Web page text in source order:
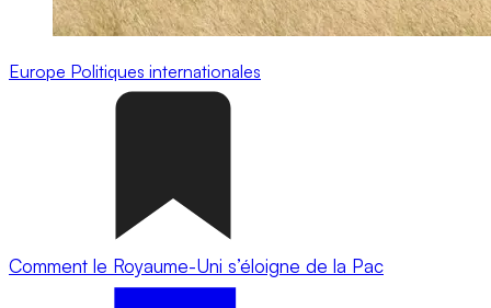
Europe Politiques internationales
Comment le Royaume-Uni s’éloigne de la Pac